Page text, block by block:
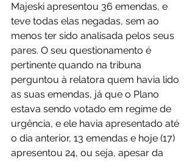
Majeski apresentou 36 emendas, e
teve todas elas negadas, sem ao
menos ter sido analisada pelos seus
pares. O seu questionamento é
pertinente quando na tribuna
perguntou à relatora quem havia lido
as suas emendas, já que o Plano
estava sendo votado em regime de
urgência, e ele havia apresentado até
o dia anterior, 13 emendas e hoje (17)
apresentou 24, ou seja, apesar da